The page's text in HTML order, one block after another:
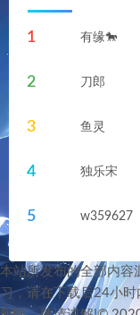
1 有缘🐎
2 刀郎
3 鱼灵
4 独乐宋
5 w359627
本站所发布的全部内容
习，请在下载后24小